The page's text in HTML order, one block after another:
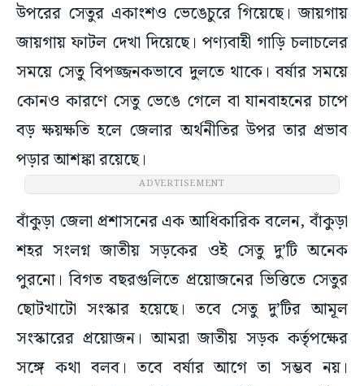
উপরের সেতুর একাংশও ভেঙেচুরে গিয়েছে। জায়গায়
জায়গায় ফাটল দেখা দিয়েছে। পণ্যবাহী গাড়ি চলাচলের
সময়ে সেতু বিপজ্জনকভাবে দুলতে থাকে। বর্ষার সময়ে
কোনও কারণে সেতু ভেঙে গেলে বা যানবাহনের চাপে
বড় ক্ষয়ক্ষতি হলে জেলার অর্থনীতির উপর তার প্রভাব
পড়ার আশঙ্কা রয়েছে।
বাঁকুড়া জেলা প্রশাসনের এক আধিকারিক বলেন, বাঁকুড়া
শহর সংলগ্ন জাতীয় সড়কের ওই সেতু দু’টি অনেক
পুরনো। বিগত বছরগুলিতে প্রয়োজনের ভিত্তিতে সেতুর
ছোটখাটো সংস্কার হয়েছে। তবে সেতু দু’টির আমূল
সংস্কারের প্রয়োজন। আমরা জাতীয় সড়ক কর্তৃপক্ষের
সঙ্গে কথা বলব। তবে বর্ষার আগে তা সম্ভব নয়।
আপাতত পূর্তদপ্তরকে দিয়ে সেতু দু’টির স্বাস্থ্য পরীক্ষা